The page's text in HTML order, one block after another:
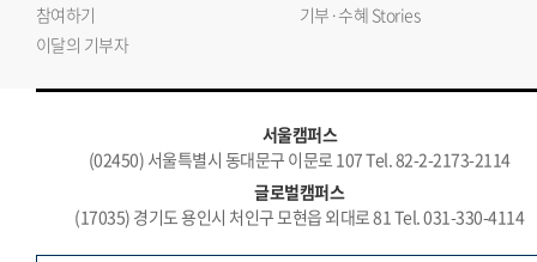
참여하기
기부·수혜 Stories
이달의 기부자
서울캠퍼스
(02450) 서울특별시 동대문구 이문로 107 Tel. 82-2-2173-2114
글로벌캠퍼스
(17035) 경기도 용인시 처인구 모현읍 외대로 81 Tel. 031-330-4114